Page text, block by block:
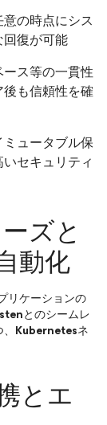
意の時点にシス
復が可能
ス等の一貫性
も信頼性を確
ミュータブル保
セキュリティ
ズと
動化
リケーションの
とのシームレ
Kubernetesネ
とエ